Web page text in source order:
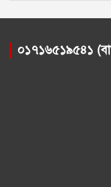
০১৭১৬৫১৯৫৪১